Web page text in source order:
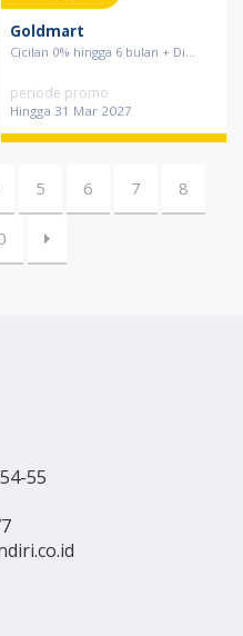
Goldmart
Cicilan 0% hingga 6 bulan + Di...
periode promo
Hingga 31 Mar 2027
5 6 7 8
55